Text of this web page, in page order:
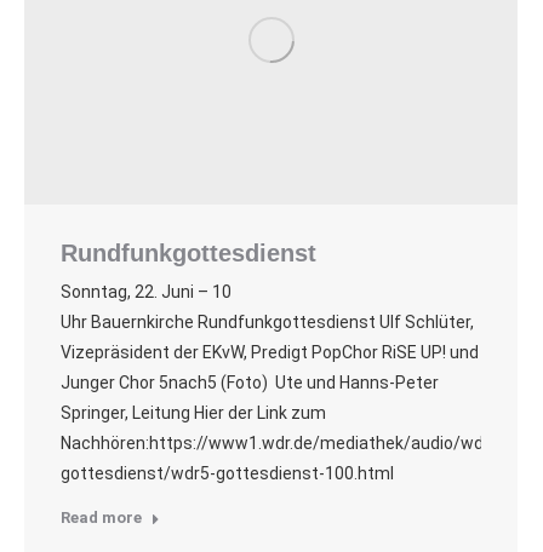
Rundfunkgottesdienst
Sonntag, 22. Juni – 10
Uhr Bauernkirche Rundfunkgottesdienst Ulf Schlüter,
Vizepräsident der EKvW, Predigt PopChor RiSE UP! und
Junger Chor 5nach5 (Foto) Ute und Hanns-Peter
Springer, Leitung Hier der Link zum
Nachhören:https://www1.wdr.de/mediathek/audio/wdr5/
gottesdienst/wdr5-gottesdienst-100.html
Read more